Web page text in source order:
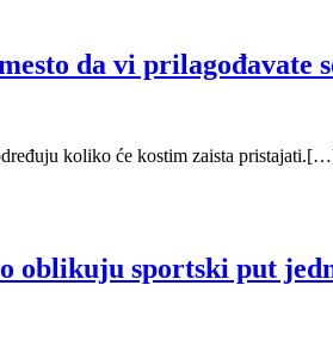
da vi prilagođavate
koliko će kostim zaista
oblikuju sportski put